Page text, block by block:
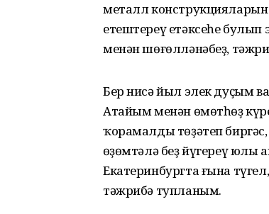
металл конс­трукция­ларын
етеш­тереү етәксеһе
менән шөғөлләнә­беҙ,
Бер нисә йыл элек дуҫым
Атайым менән өмөтһөҙ
ҡора­малды төҙәтеп
Һөҙөмтәлә беҙ йүгереү
Екатеринбургта ғына
тәжрибә туп­ланым.